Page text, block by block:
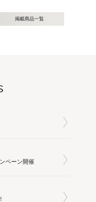
掲載商品一覧
ペーン開催